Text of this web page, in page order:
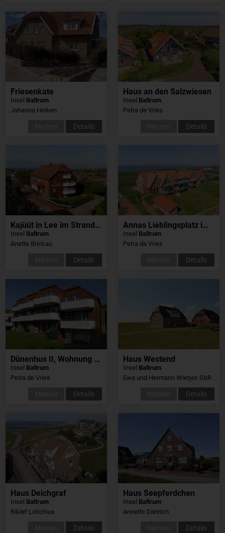
Friesenkate
Insel Baltrum
Johanna Heiken
Details
Haus an den Salzwiesen
Insel Baltrum
Petra de Vries
Details
Kajüüt in Lee im Strandschlösschen
Insel Baltrum
Anette Brickau
Details
Annas Lieblingsplatz im Sünnenhus
Insel Baltrum
Petra de Vries
Details
Dünenhus II, Wohnung 20
Insel Baltrum
Petra de Vries
Details
Haus Westend
Insel Baltrum
Ewa und Hermann Wietjes GbR Ferienhäuser
Details
Haus Deichgraf
Insel Baltrum
Riklef Lotichius
Details
Haus Seepferdchen
Insel Baltrum
Annette Dietrich
Details